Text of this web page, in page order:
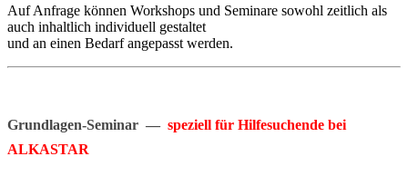
Auf Anfrage können Workshops und Seminare sowohl zeitlich als
auch inhaltlich individuell gestaltet
und an einen Bedarf angepasst werden.
Grundlagen-Seminar — speziell für Hilfesuchende bei
ALKASTAR